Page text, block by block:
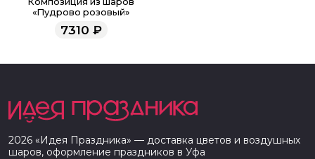
«Пудрово розовый»
7310 ₽
2026 «Идея Праздника» — доставка цветов и воздушных
шаров, оформление праздников в Уфа